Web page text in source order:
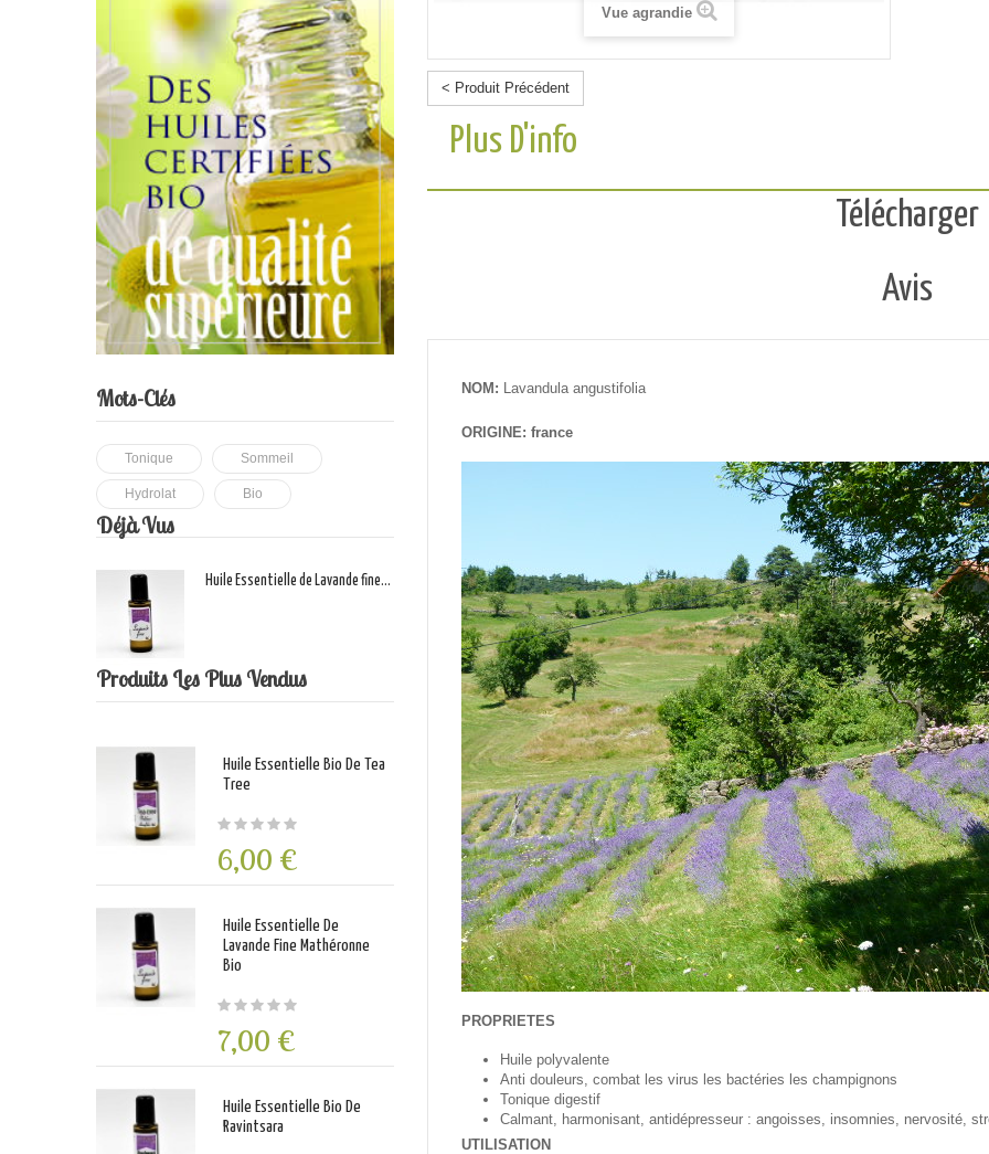
Mots-Clés
Tonique Sommeil
Hydrolat Bio
Déjà Vus
Huile Essentielle de Lavande fine...
Produits Les Plus Vendus
Huile Essentielle Bio De Tea
Tree
6,00 €
Huile Essentielle De
Lavande Fine Mathéronne
Bio
7,00 €
Huile Essentielle Bio De
Ravintsara
Forêt-Respi Mélange
D'huiles Essentielles Anti
Rhume Et Toux
18,00 €
Huile Essentielle Bio
D'Eucalyptus Radiata
Vue agrandie
< Produit Précédent
Plus D'info
Télécharger
Avis
NOM: Lavandula angustifolia
ORIGINE: france
PROPRIETES
Huile polyvalente
Anti douleurs, combat les virus les bactéries les champignons
Tonique digestif
Calmant, harmonisant, antidépresseur : angoisses, insomnies, nervosité,
UTILISATION